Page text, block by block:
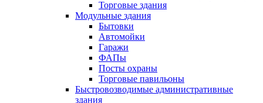
Торговые здания
Модульные здания
Бытовки
Автомойки
Гаражи
ФАПы
Посты охраны
Торговые павильоны
Быстровозводимые административные
здания